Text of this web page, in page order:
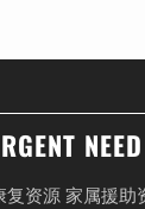
NEED
复资源 家属援助